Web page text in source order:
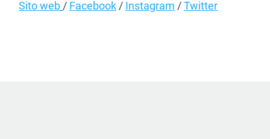
Sito web/ Facebook/ Instagram /Twitter